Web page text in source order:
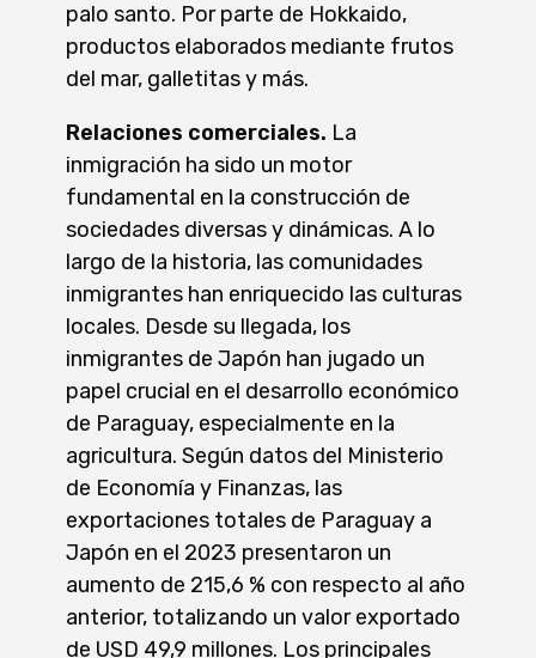
palo santo. Por parte de Hokkaido,
productos elaborados mediante frutos
del mar, galletitas y más.
Relaciones comerciales. La
inmigración ha sido un motor
fundamental en la construcción de
sociedades diversas y dinámicas. A lo
largo de la historia, las comunidades
inmigrantes han enriquecido las culturas
locales. Desde su llegada, los
inmigrantes de Japón han jugado un
papel crucial en el desarrollo económico
de Paraguay, especialmente en la
agricultura. Según datos del Ministerio
de Economía y Finanzas, las
exportaciones totales de Paraguay a
Japón en el 2023 presentaron un
aumento de 215,6 % con respecto al año
anterior, totalizando un valor exportado
de USD 49,9 millones. Los principales